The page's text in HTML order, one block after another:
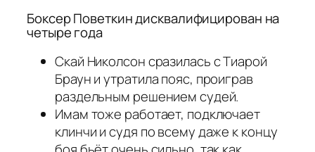
Боксер Поветкин дисквалифицирован на
четыре года
Скай Николсон сразилась с Тиарой
Браун и утратила пояс, проиграв
раздельным решением судей.
Имам тоже работает, подключает
клинчи и судя по всему даже к концу